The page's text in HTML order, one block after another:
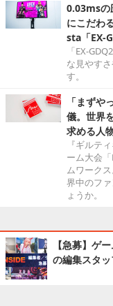
0.03msの
にこだわ
sta「EX-
「EX-
な見やす
す。
「まずや
儀。世界
求める人
『ギルテ
ーム大会
ムワーク
界中のフ
ょうか。
【急募】ゲ
の編集スタ